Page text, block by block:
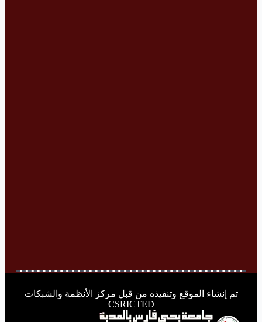
تم إنشاء الموقع وتنفيذه من قبل مركز الأنظمة والشبكات
CSRICTED